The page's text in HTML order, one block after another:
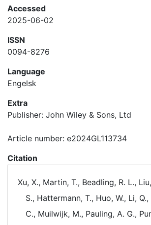
Accessed
2025-06-02
ISSN
0094-8276
Language
Engelsk
Extra
Publisher: John Wiley & Sons, Ltd
Article number: e2024GL113734
Citation
Xu, X., Martin, T., Beadling, R. L.,
S., Hattermann, T., Huo, W., Li,
C., Muilwijk, M., Pauling, A. G.,